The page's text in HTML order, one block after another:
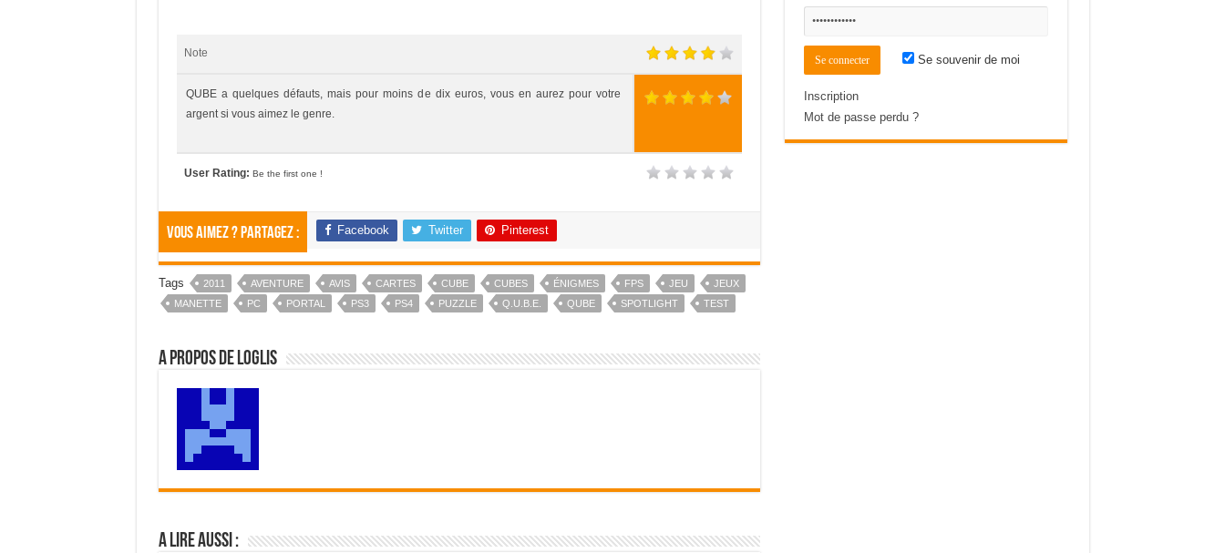
Note
QUBE a quelques défauts, mais pour moins de dix euros, vous en aurez pour votre
argent si vous aimez le genre.
User Rating: Be the first one !
Vous aimez ? Partagez : Facebook Twitter Pinterest
Tags 2011 AVENTURE AVIS CARTES CUBE CUBES ÉNIGMES FPS JEU
JEUX
MANETTE
PC PORTAL PS3 PS4 PUZZLE Q.U.B.E. QUBE SPOTLIGHT TEST
A propos de Loglis
A lire aussi :
Se souvenir de moi
Inscription
Mot de passe perdu ?